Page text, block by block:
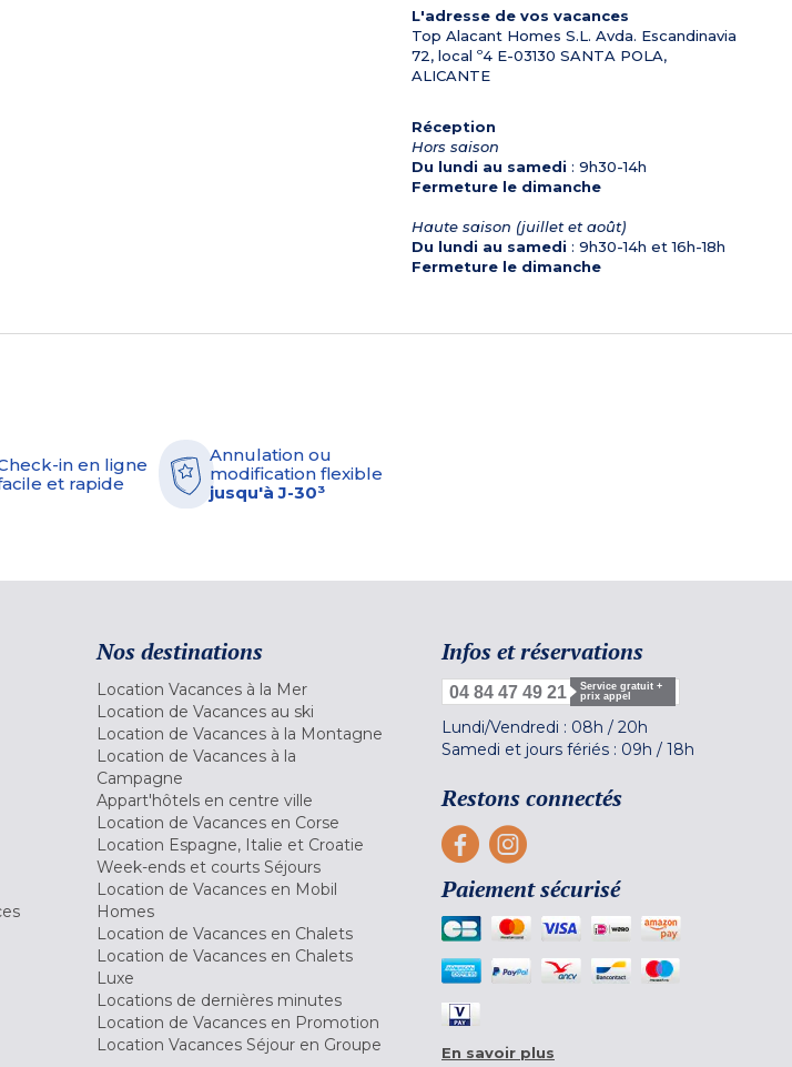
L'adresse de vos vacances
Top Alacant Homes S.L. Avda. Escandinavia
72, local º4 E-03130 SANTA POLA,
ALICANTE
Réception
Hors saison
Du lundi au samedi : 9h30-14h
Fermeture le dimanche
Haute saison (juillet et août)
Du lundi au samedi : 9h30-14h et 16h-18h
Fermeture le dimanche
in en ligne
et rapide
Annulation ou
modification flexible
jusqu'à J-30³
Nos destinations
Location Vacances à la Mer
Location de Vacances au ski
Location de Vacances à la Montagne
Location de Vacances à la
Campagne
Appart'hôtels en centre ville
Location de Vacances en Corse
Location Espagne, Italie et Croatie
Week-ends et courts Séjours
Location de Vacances en Mobil
Homes
Location de Vacances en Chalets
Location de Vacances en Chalets
Luxe
Locations de dernières minutes
Location de Vacances en Promotion
Location Vacances Séjour en Groupe
Infos et réservations
04 84 47 49 21
Service gratuit +
prix appel
Lundi/Vendredi : 08h / 20h
Samedi et jours fériés : 09h / 18h
Restons connectés
Paiement sécurisé
En savoir plus